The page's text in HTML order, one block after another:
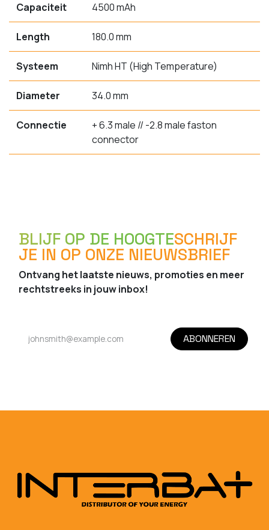
Capaciteit 4500 mAh
Length 180.0 mm
Systeem Nimh HT (High Temperature)
Diameter 34.0 mm
Connectie
+ 6.3 male // -2.8 male faston
connector
BLIJF OP DE HOOGTESCHRIJF
JE IN OP ONZE NIEUWSBRIEF
Ontvang het laatste nieuws, promoties en meer
rechtstreeks in jouw inbox!
ABONNEREN